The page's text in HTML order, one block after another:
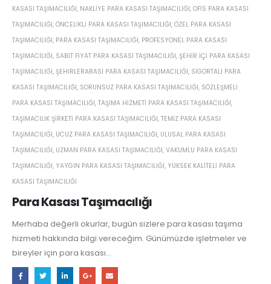
Para Kasası Taşımacılığı
KASASI TAŞIMACILIĞI, NAKLIYE PARA KASASI TAŞIMACILIĞI, OFIS PARA KASASI
TAŞIMACILIĞI, ÖNCELIKLI PARA KASASI TAŞIMACILIĞI, ÖZEL PARA KASASI
TAŞIMACILIĞI, PARA KASASI TAŞIMACILIĞI, PROFESYONEL PARA KASASI
TAŞIMACILIĞI, SABIT FIYAT PARA KASASI TAŞIMACILIĞI, ŞEHIR IÇI PARA KASASI
TAŞIMACILIĞI, ŞEHIRLERARASI PARA KASASI TAŞIMACILIĞI, SIGORTALI PARA
KASASI TAŞIMACILIĞI, SORUNSUZ PARA KASASI TAŞIMACILIĞI, SÖZLEŞMELI
PARA KASASI TAŞIMACILIĞI, TAŞIMA HIZMETI PARA KASASI TAŞIMACILIĞI,
TAŞIMACILIK ŞIRKETI PARA KASASI TAŞIMACILIĞI, TEMIZ PARA KASASI
TAŞIMACILIĞI, UCUZ PARA KASASI TAŞIMACILIĞI, ULUSAL PARA KASASI
TAŞIMACILIĞI, UZMAN PARA KASASI TAŞIMACILIĞI, VAKUMLU PARA KASASI
TAŞIMACILIĞI, YAYGIN PARA KASASI TAŞIMACILIĞI, YÜKSEK KALITELI PARA
KASASI TAŞIMACILIĞI
Merhaba değerli okurlar, bugün sizlere para kasası taşıma
hizmeti hakkında bilgi vereceğim. Günümüzde işletmeler ve
bireyler için para kasası...